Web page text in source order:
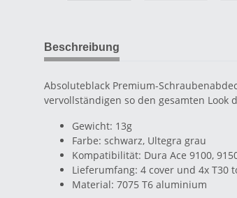
Beschreibung
Absoluteblack Premium-
vervollständigen so den gesamten
Gewicht: 13g
Farbe: schwarz, Ultegra grau
Kompatibilität: Dura Ace 9100,
Lieferumfang: 4 cover und 4x T30
Material: 7075 T6 aluminium